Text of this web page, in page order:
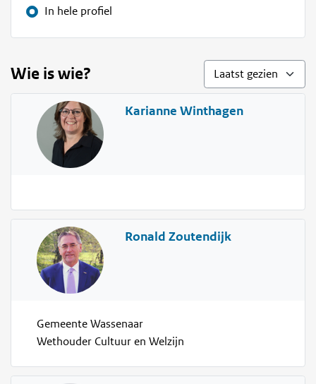
In hele profiel
Wie is wie?
Karianne Winthagen
Ronald Zoutendijk
Gemeente Wassenaar
Wethouder Cultuur en Welzijn